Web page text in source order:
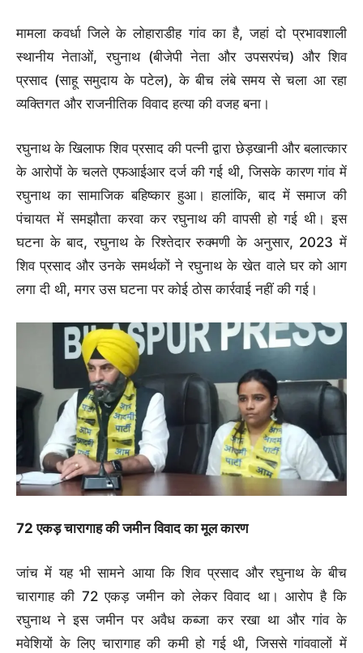
मामला कवर्धा जिले के लोहाराडीह गांव का है, जहां दो प्रभावशाली
स्थानीय नेताओं, रघुनाथ (बीजेपी नेता और उपसरपंच) और शिव
प्रसाद (साहू समुदाय के पटेल), के बीच लंबे समय से चला आ रहा
व्यक्तिगत और राजनीतिक विवाद हत्या की वजह बना।
रघुनाथ के खिलाफ शिव प्रसाद की पत्नी द्वारा छेड़खानी और बलात्कार
के आरोपों के चलते एफआईआर दर्ज की गई थी, जिसके कारण गांव में
रघुनाथ का सामाजिक बहिष्कार हुआ। हालांकि, बाद में समाज की
पंचायत में समझौता करवा कर रघुनाथ की वापसी हो गई थी। इस
घटना के बाद, रघुनाथ के रिश्तेदार रुक्मणी के अनुसार, 2023 में
शिव प्रसाद और उनके समर्थकों ने रघुनाथ के खेत वाले घर को आग
लगा दी थी, मगर उस घटना पर कोई ठोस कार्रवाई नहीं की गई।
72 एकड़ चारागाह की जमीन विवाद का मूल कारण
जांच में यह भी सामने आया कि शिव प्रसाद और रघुनाथ के बीच
चारागाह की 72 एकड़ जमीन को लेकर विवाद था। आरोप है कि
रघुनाथ ने इस जमीन पर अवैध कब्जा कर रखा था और गांव के
मवेशियों के लिए चारागाह की कमी हो गई थी, जिससे गांववालों में